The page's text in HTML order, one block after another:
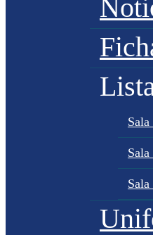
Sala
Sala
Sala